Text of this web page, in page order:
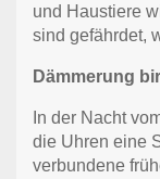
und Haustiere
sind gefährdet,
Dämmerung
In der Nacht
die Uhren eine
verbundene